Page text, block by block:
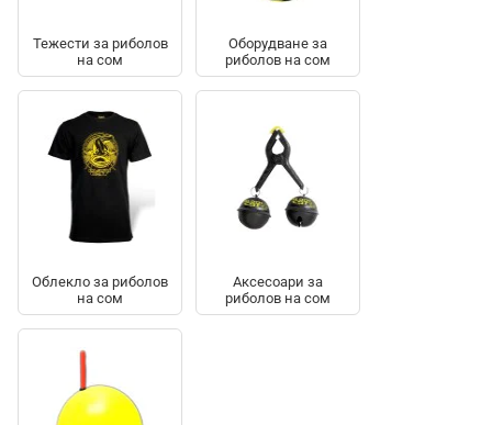
Тежести за риболов
на сом
Оборудване за
риболов на сом
Облекло за риболов
на сом
Аксесоари за
риболов на сом